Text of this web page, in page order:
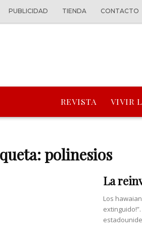
PUBLICIDAD TIENDA CONTACTO
REVISTA VIVIR
polinesios
La
Los